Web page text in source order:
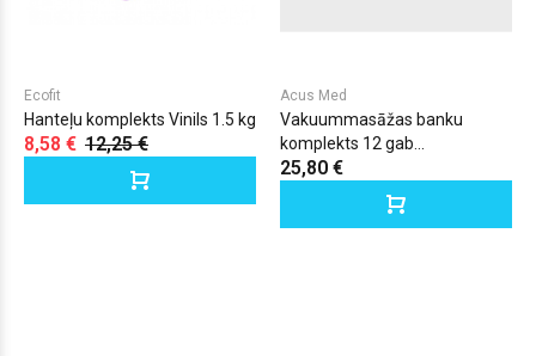
Ecofit
Hanteļu komplekts Vinils 1.5 kg
8,58 € 12,25 €
Acus Med
Vakuummasāžas banku
komplekts 12 gab...
25,80 €